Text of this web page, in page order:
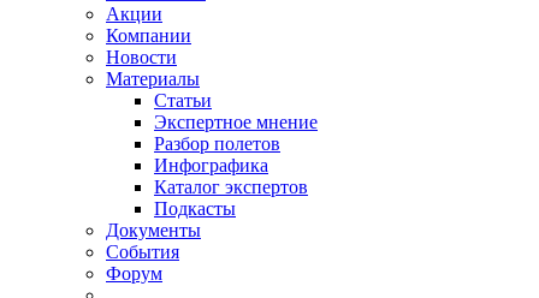
Акции
Компании
Новости
Материалы
Статьи
Экспертное мнение
Разбор полетов
Инфографика
Каталог экспертов
Подкасты
Документы
События
Форум